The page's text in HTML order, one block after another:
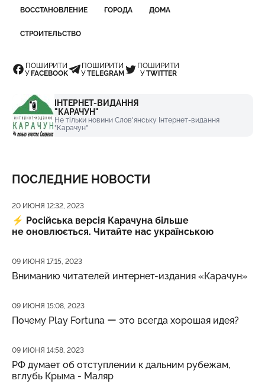
ВОССТАНОВЛЕНИЕ ГОРОДА ДОМА
СТРОИТЕЛЬСТВО
ПОШИРИТИ
У FACEBOOK
ПОШИРИТИ
УTELEGRAM
ПОШИРИТИ
УTWITTER
ІНТЕРНЕТ-ВИДАННЯ
"КАРАЧУН"
Не тільки новини Слов'янську Інтернет-видання
"Карачун"
ПОСЛЕДНИЕ НОВОСТИ
Дата публикации
20 ИЮНЯ 12:32, 2023
⚡️ Російська версія Карачуна більше
не оновлюється. Читайте нас українською
Дата публикации
09 ИЮНЯ 17:15, 2023
Вниманию читателей интернет-издания «Карачун»
Дата публикации
09 ИЮНЯ 15:08, 2023
Почему Play Fortuna ー это всегда хорошая идея?
Дата публикации
09 ИЮНЯ 14:58, 2023
РФ думает об отступлении к дальним рубежам,
вглубь Крыма - Маляр